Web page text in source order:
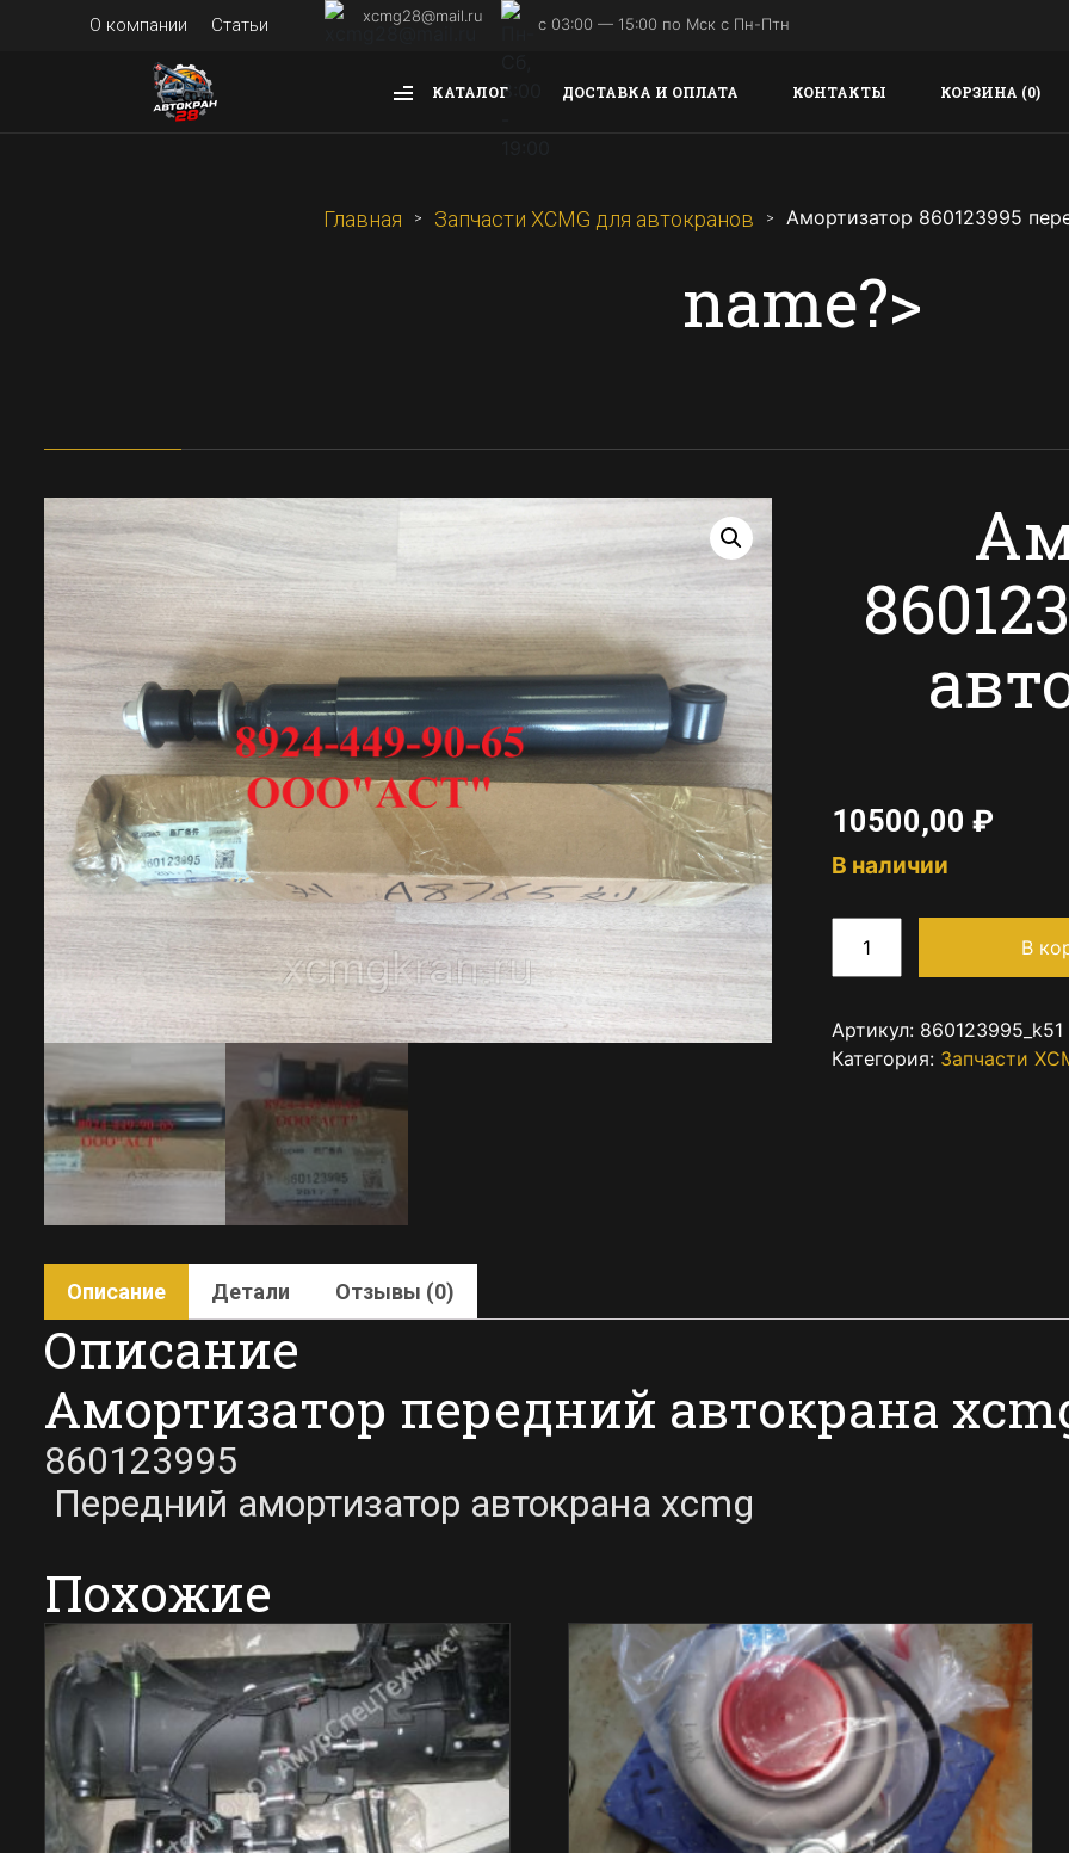
О компании Статьи xcmg28@mail.ru с 03:00 — 15:00 по Мск с Пн-Птн
КАТАЛОГ ДОСТАВКА И ОПЛАТА КОНТАКТЫ КОРЗИНА (0)
Главная Запчасти XCMG для автокранов Амортизатор 860123995
name?>
10500,00₽
В наличии
В
Артикул: 860123995_k51
Категория: Запчасти
Описание Детали Отзывы (0)
Описание
Амортизатор передний автокрана
860123995
Передний амортизатор автокрана xcmg
Похожие